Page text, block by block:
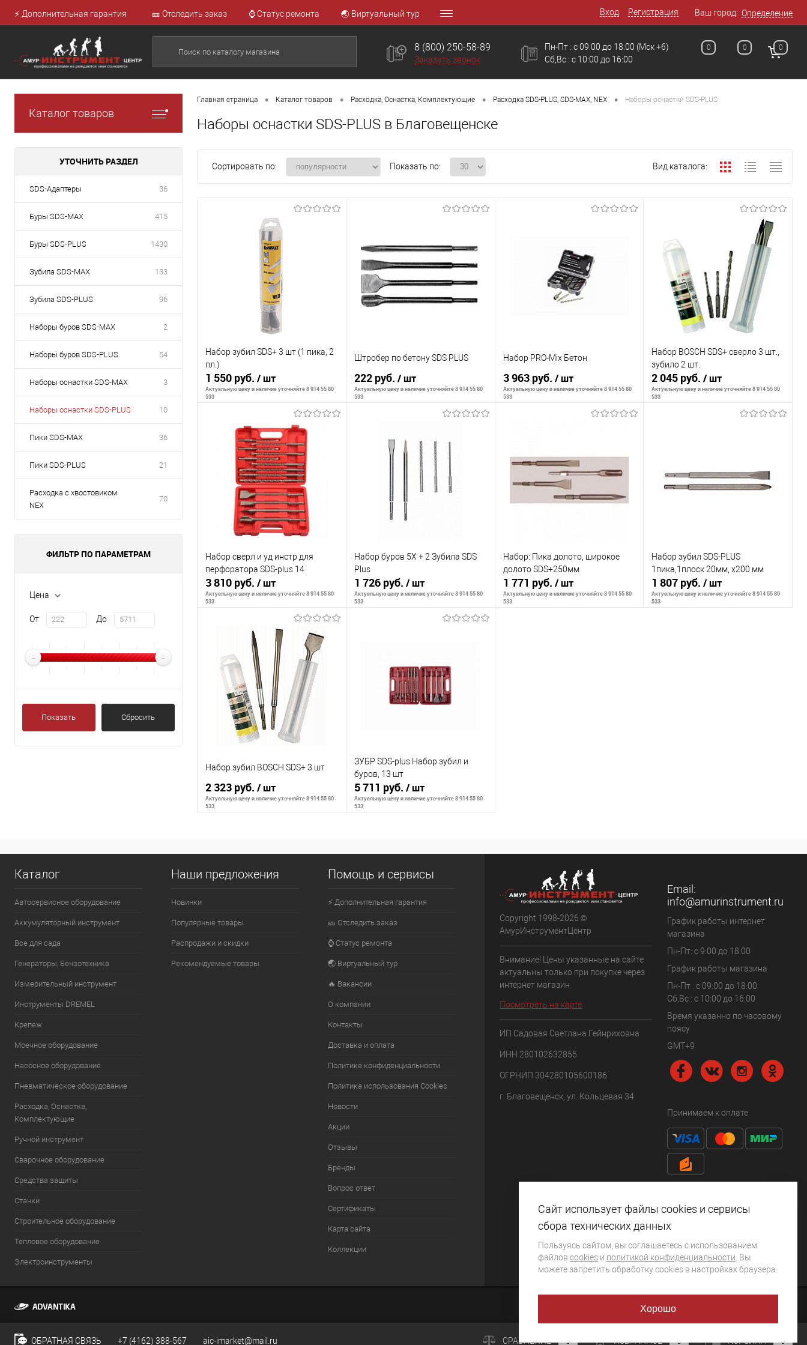
⚡ Дополнительная гарантия 🎫 Отследить заказ ⌚ Статус ремонта 🌏 Виртуальный тур Вход Регистрация Ваш город: Определение
8 (800) 250-58-89
Заказать звонок
Пн-Пт : с 09:00 до 18:00
Сб,Вс : c 10:00 до 16:00
(Мск +6) 0 0 0
Каталог товаров
УТОЧНИТЬ РАЗДЕЛ
SDS-Адаптеры 36
Буры SDS-MAX 415
Буры SDS-PLUS 1430
Зубила SDS-MAX 133
Зубила SDS-PLUS 96
Наборы буров SDS-MAX 2
Наборы буров SDS-PLUS 54
Наборы оснастки SDS-MAX 3
Наборы оснастки SDS-PLUS 10
Пики SDS-MAX 36
Пики SDS-PLUS 21
Расходка с хвостовиком
NEX
70
ФИЛЬТР ПО ПАРАМЕТРАМ
Цена
От До
Показать Сбросить
Главная страница • Каталог товаров • Расходка, Оснастка, Комплектующие • Расходка SDS-PLUS, SDS-MAX, NEX • Наборы оснастки SDS-PLUS
Наборы оснастки SDS-PLUS в Благовещенске
Сортировать по: Показать по: Вид каталога:
Набор зубил SDS+ 3 шт (1 пика, 2
пл.)
1 550 руб. / шт
Актуальную цену и наличие уточняйте 8 914 55 80
533
В корзину
К сравнению
В избранное
В наличии
Штробер по бетону SDS PLUS
222 руб. / шт
Актуальную цену и наличие уточняйте 8 914 55 80
533
Сообщить о наличии
В избранное
Недоступно
Набор PRO-Mix Бетон
3 963 руб. / шт
Актуальную цену и наличие уточняйте 8 914 55 80
533
К сравнению
В избранное
Недоступно
Набор BOSCH SDS+ сверло 3 шт.,
зубило 2 шт.
2 045 руб./ шт
Актуальную цену и наличие уточняйте 8 914 55 80
533
К сравнению
Набор сверл и уд инстр для
перфоратора SDS-plus 14
3 810 руб. / шт
Актуальную цену и наличие уточняйте 8 914 55 80
533
Сообщить о наличии
К сравнению
В избранное
Недоступно
Набор буров 5Х + 2 Зубила SDS
Plus
1 726 руб. / шт
Актуальную цену и наличие уточняйте 8 914 55 80
533
К сравнению
В избранное
Недоступно
Набор: Пика долото, широкое
долото SDS+250мм
1 771 руб. / шт
Актуальную цену и наличие уточняйте 8 914 55 80
533
Набор зубил SDS-PLUS
1пика,1плоск 20мм, х200 мм
1 807 руб./ шт
Актуальную цену и наличие уточняйте 8 914 55 80
533
Набор зубил BOSCH SDS+ 3 шт
2 323 руб. / шт
Актуальную цену и наличие уточняйте 8 914 55 80
533
Сообщить о наличии
Недоступно
ЗУБР SDS-plus Набор зубил и
буров, 13 шт
5 711 руб. / шт
Актуальную цену и наличие уточняйте 8 914 55 80
533
Сообщить о наличии
К сравнению
В избранное
Каталог
Автосервисное оборудование
Аккумуляторный инструмент
Все для сада
Генераторы, Бензотехника
Измерительный инструмент
Инструменты DREMEL
Крепеж
Моечное оборудование
Насосное оборудование
Пневматическое оборудование
Расходка, Оснастка,
Комплектующие
Ручной инструмент
Сварочное оборудование
Средства защиты
Станки
Строительное оборудование
Тепловое оборудование
Электроинструменты
Наши предложения
Новинки
Популярные товары
Распродажи и скидки
Рекомендуемые товары
Помощь и сервисы
⚡ Дополнительная гарантия
🎫 Отследить заказ
⌚ Статус ремонта
🌏 Виртуальный тур
🔥 Вакансии
О компании
Контакты
Доставка и оплата
Политика конфиденциальности
Политика использования Cookies
Новости
Акции
Отзывы
Бренды
Вопрос ответ
Сертификаты
Карта сайта
Коллекции
Copyright 1998-2026 ©
АмурИнструментЦентр
Внимание! Цены указанные на сайте
актуальны только при покупке через
интернет магазин
Посмотреть на карте
ИП Садовая Светлана Гейнриховна
ИНН 280102632855
ОГРНИП 304280105600186
г. Благовещенск, ул. Кольцевая 34
Email:
info@amurinstrument.ru
График работы интернет
магазина
Пн-Пт: с 9:00 до 18:00
График работы магазина
Пн-Пт : с 09:00 до 18:00
Сб,Вс : c 10:00 до 16:00
Время указанно по часовому
поясу
GMT+9
Принимаем к оплате
ОБРАТНАЯ СВЯЗЬ +7 (4162) 388-567 aic-imarket@mail.ru СРАВНЕНИЕ 0 ИЗБРАННОЕ 0 КОРЗИНА 0
Сайт использует файлы cookies и сервисы
сбора технических данных
Пользуясь сайтом, вы соглашаетесь с использованием
файлов cookies и политикой конфиденциальности . Вы
можете запретить обработку сookies в настройках браузера.
Хорошо